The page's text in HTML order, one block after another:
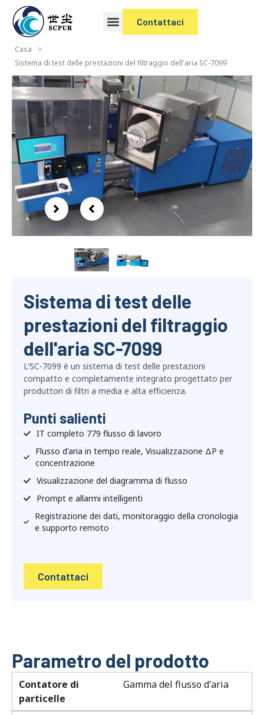
Contattaci
Casa
>
Sistema di test delle prestazioni del filtraggio dell'aria SC-7099
Sistema di test delle
prestazioni del filtraggio
dell'aria SC-7099
L'SC-7099 è un sistema di test delle prestazioni
compatto e completamente integrato progettato per
produttori di filtri a media e alta efficienza.
Punti salienti
IT completo 779 flusso di lavoro
Flusso d'aria in tempo reale, Visualizzazione ΔP e
concentrazione
Visualizzazione del diagramma di flusso
Prompt e allarmi intelligenti
Registrazione dei dati, monitoraggio della cronologia
e supporto remoto
Contattaci
Parametro del prodotto
Contatore di
particelle
Gamma del flusso d'aria